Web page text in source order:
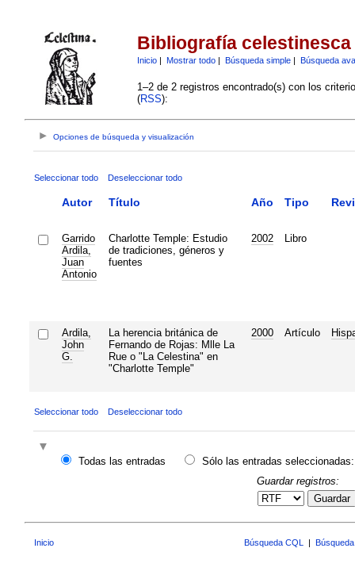
Bibliografía celestinesca
Inicio| Mostrar todo| Búsqueda simple| Búsqueda
1–2 de 2 registros encontrado(s) con los
(RSS):
Opciones de búsqueda y visualización
Seleccionar todo Deseleccionar todo
Autor Título Año Tipo
Garrido
Ardila,
Juan
Antonio
Charlotte Temple: Estudio
de tradiciones, géneros y
fuentes
2002 Libro
Ardila,
John
G.
La herencia británica de
Fernando de Rojas: Mlle La
Rue o "La Celestina" en
"Charlotte Temple"
2000 Artículo
Seleccionar todo Deseleccionar todo
Todas las entradas
Sólo las entradas seleccionadas:
Guardar registros:
Guardar
Inicio Búsqueda CQL